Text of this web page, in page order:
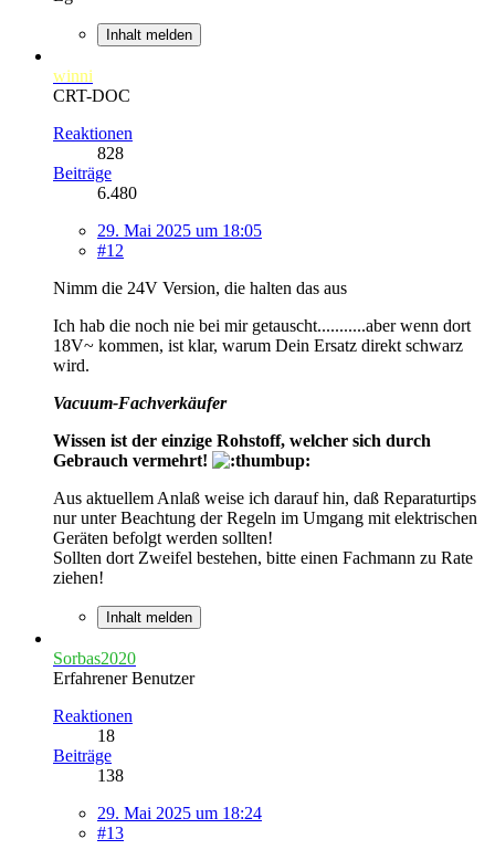
Inhalt melden
winni
CRT-DOC
Reaktionen
828
Beiträge
6.480
29. Mai 2025 um 18:05
#12
Nimm die 24V Version, die halten das aus
Ich hab die noch nie bei mir getauscht...........aber wenn dort
18V~ kommen, ist klar, warum Dein Ersatz direkt schwarz
wird.
Vacuum-Fachverkäufer
Wissen ist der einzige Rohstoff, welcher sich durch
Gebrauch vermehrt!
Aus aktuellem Anlaß weise ich darauf hin, daß Reparaturtips
nur unter Beachtung der Regeln im Umgang mit elektrischen
Geräten befolgt werden sollten!
Sollten dort Zweifel bestehen, bitte einen Fachmann zu Rate
ziehen!
Inhalt melden
Sorbas2020
Erfahrener Benutzer
Reaktionen
18
Beiträge
138
29. Mai 2025 um 18:24
#13